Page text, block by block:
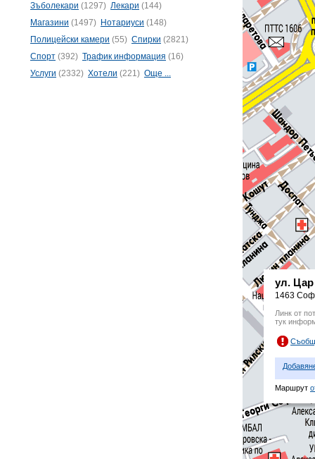
Зъболекари (1297) Лекари (144)
Магазини (1497) Нотариуси (148)
Полицейски камери (55) Спирки (2821)
Спорт (392) Трафик информация (16)
Услуги (2332) Хотели (221) Още ...
ул.
1463
Линк от
тук
Маршрут